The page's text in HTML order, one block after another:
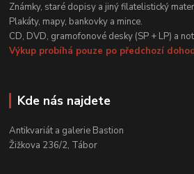
Známky, staré dopisy a jiný filatelistický
Plakáty, mapy, bankovky a mince.
CD, DVD, gramofonové desky (SP + LP) a
Výkup probíhá pouze po předchozí
Kde nás najdete
Antikvariát a galerie Bastion
Žižkova 236/2, Tábor